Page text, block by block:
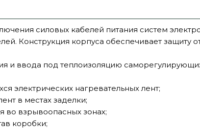
силовых кабелей питания систем
Конструкция корпуса обеспечивает защиту
ввода под теплоизоляцию
электрических нагревательных лент;
в местах заделки;
во взрывоопасных зонах;
коробки;